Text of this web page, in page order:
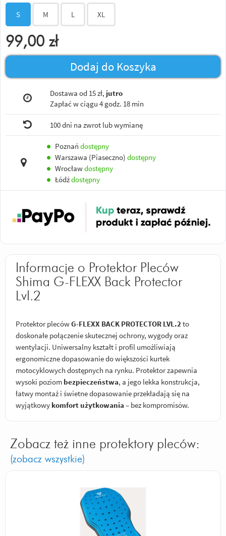
S M L XL
99,00 zł
Dodaj do Koszyka
Dostawa od 15 zł, jutro
Zapłać w ciągu 4 godz. 18 min
100 dni na zwrot lub wymianę
● Poznań dostępny
● Warszawa (Piaseczno) dostępny
● Wrocławdostępny
● Łódźdostępny
Informacje o Protektor Pleców
Shima G-FLEXX Back Protector
Lvl.2
Protektor plecówG-FLEXX BACK PROTECTOR LVL.2to
doskonałe połączenie skutecznej ochrony, wygody oraz
wentylacji. Uniwersalny kształt i profil umożliwiają
ergonomiczne dopasowanie do większości kurtek
motocyklowych dostępnych na rynku. Protektor zapewnia
wysoki poziom bezpieczeństwa, a jego lekka konstrukcja,
łatwy montaż i świetne dopasowanie przekładają się na
wyjątkowy komfort użytkowania – bez kompromisów.
Zobacz też inne protektory pleców:
(zobacz wszystkie)